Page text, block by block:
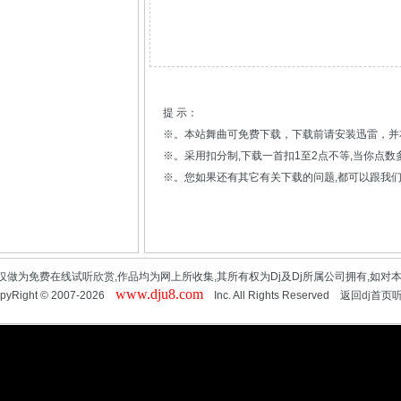
提 示：
※。本站舞曲可免费下载，下载前请安装迅雷，
※。采用扣分制,下载一首扣1至2点不等,当你点数
※。您如果还有其它有关下载的问题,都可以跟我
做为免费在线试听欣赏,作品均为网上所收集,其所有权为Dj及Dj所属公司拥有,如对
© 2007-2026 www.dju8.comInc. All Rights Reserved 返回dj首页